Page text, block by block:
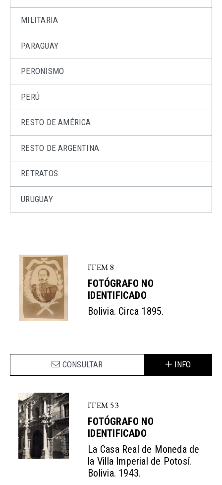
MILITARIA
PARAGUAY
PERONISMO
PERÚ
RESTO DE AMÉRICA
RESTO DE ARGENTINA
RETRATOS
URUGUAY
ITEM 8
FOTÓGRAFO NO
IDENTIFICADO
Bolivia. Circa 1895.
CONSULTAR INFO
ITEM 53
FOTÓGRAFO NO
IDENTIFICADO
La Casa Real de Moneda de
la Villa Imperial de Potosí.
Bolivia. 1943.